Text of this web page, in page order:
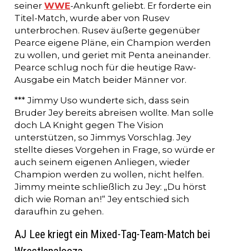
seiner WWE-Ankunft geliebt. Er forderte ein
Titel-Match, wurde aber von Rusev
unterbrochen. Rusev äußerte gegenüber
Pearce eigene Pläne, ein Champion werden
zu wollen, und geriet mit Penta aneinander.
Pearce schlug noch für die heutige Raw-
Ausgabe ein Match beider Männer vor.
*** Jimmy Uso wunderte sich, dass sein
Bruder Jey bereits abreisen wollte. Man solle
doch LA Knight gegen The Vision
unterstützen, so Jimmys Vorschlag. Jey
stellte dieses Vorgehen in Frage, so würde er
auch seinem eigenen Anliegen, wieder
Champion werden zu wollen, nicht helfen.
Jimmy meinte schließlich zu Jey: „Du hörst
dich wie Roman an!“ Jey entschied sich
daraufhin zu gehen.
AJ Lee kriegt ein Mixed-Tag-Team-Match bei